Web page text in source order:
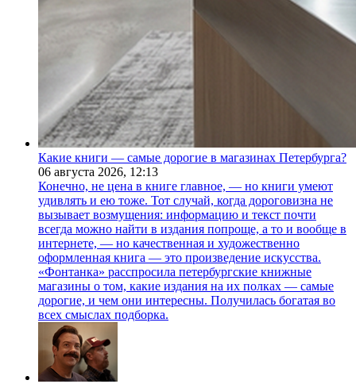
Какие книги — самые дорогие в магазинах Петербурга?
06 августа 2026, 12:13
Конечно, не цена в книге главное, — но книги умеют
удивлять и ею тоже. Тот случай, когда дороговизна не
вызывает возмущения: информацию и текст почти
всегда можно найти в издания попроще, а то и вообще в
интернете, — но качественная и художественно
оформленная книга — это произведение искусства.
«Фонтанка» расспросила петербургские книжные
магазины о том, какие издания на их полках — самые
дорогие, и чем они интересны. Получилась богатая во
всех смыслах подборка.